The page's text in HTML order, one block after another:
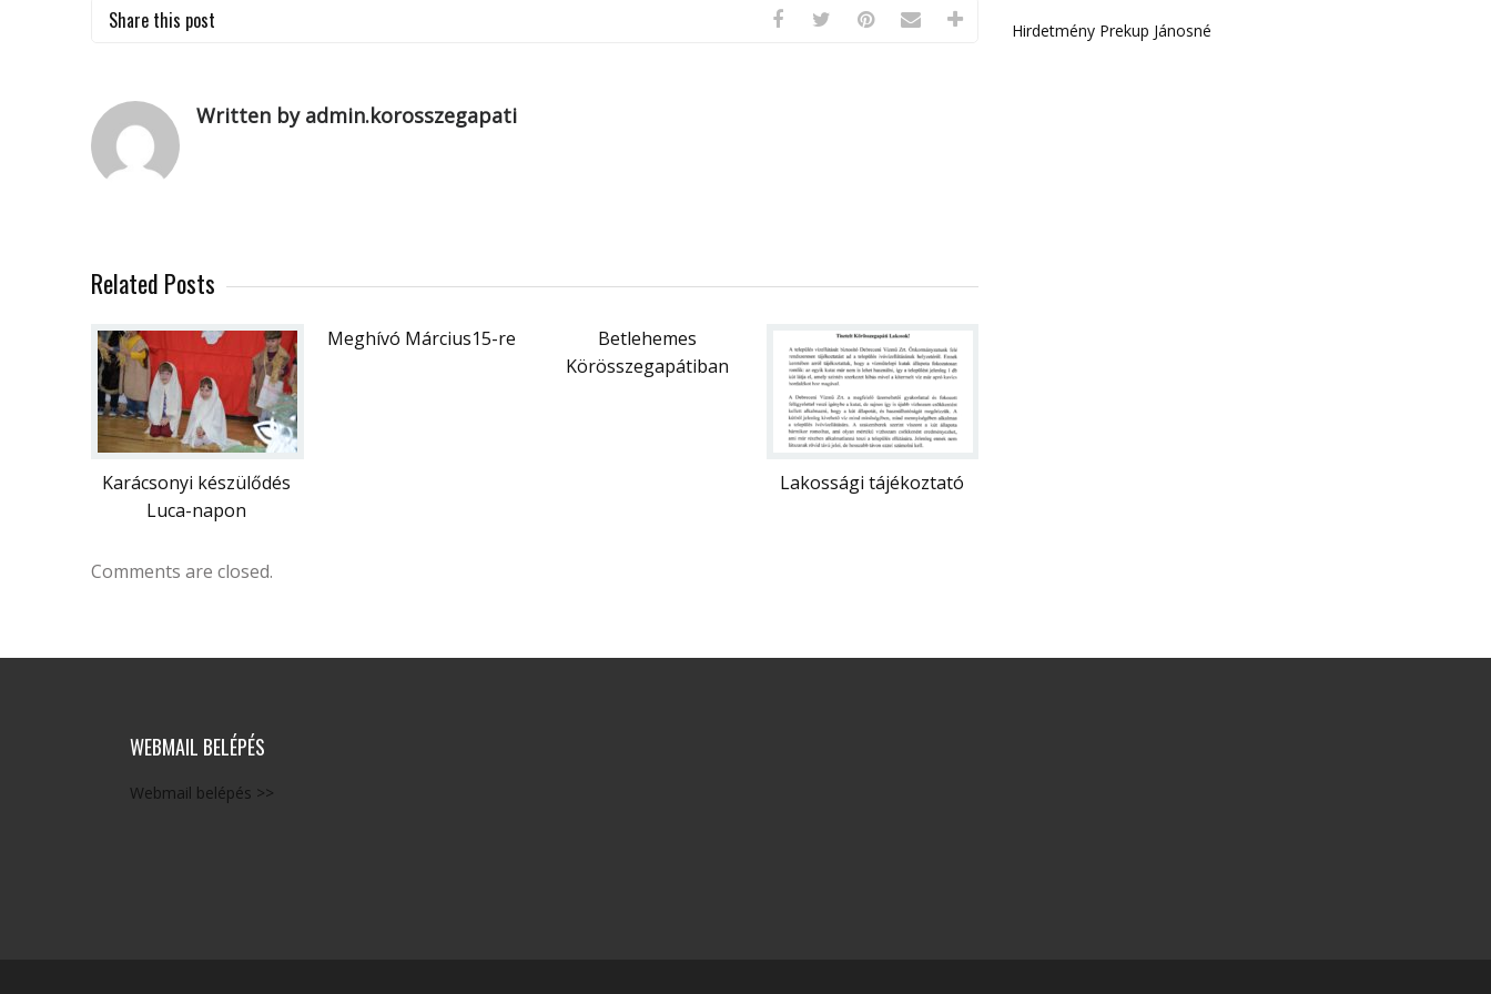
Share this post
Written by admin.korosszegapati
Related Posts
Karácsonyi készülődés
Luca-napon
Meghívó Március15-re
Betlehemes
Körösszegapátiban
Lakossági tájékoztató
Comments are closed.
Hirdetmény Prekup Jánosné
WEBMAIL BELÉPÉS
Webmail belépés >>